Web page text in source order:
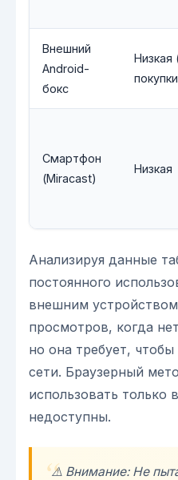
Внешний
Android-
бокс
Низкая
Смартфон
(Miracast)
Низкая
Анализируя данные
постоянного
внешним
просмотров, когда
но она требует,
сети. Браузерный
использовать только
недоступны.
⚠️ Внимание: Не